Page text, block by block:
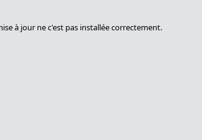
à jour ne c'est pas installée correctement.